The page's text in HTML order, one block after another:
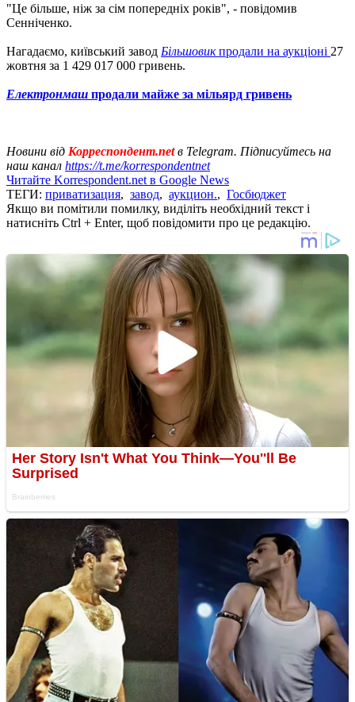
"Це більше, ніж за сім попередніх років", - повідомив
Сенніченко.
Нагадаємо, київський завод Більшовикпродали на аукціоні 27
жовтня за 1 429 017 000 гривень.
Електронмаш продали майже за мільярд гривень
Новини від Корреспондент.netв Telegram. Підписуйтесь на
наш канал https://t.me/korrespondentnet
Читайте Korrespondent.net в Google News
ТЕГИ: приватизация, завод, аукцион., Госбюджет
Якщо ви помітили помилку, виділіть необхідний текст і
натисніть Ctrl + Enter, щоб повідомити про це редакцію.